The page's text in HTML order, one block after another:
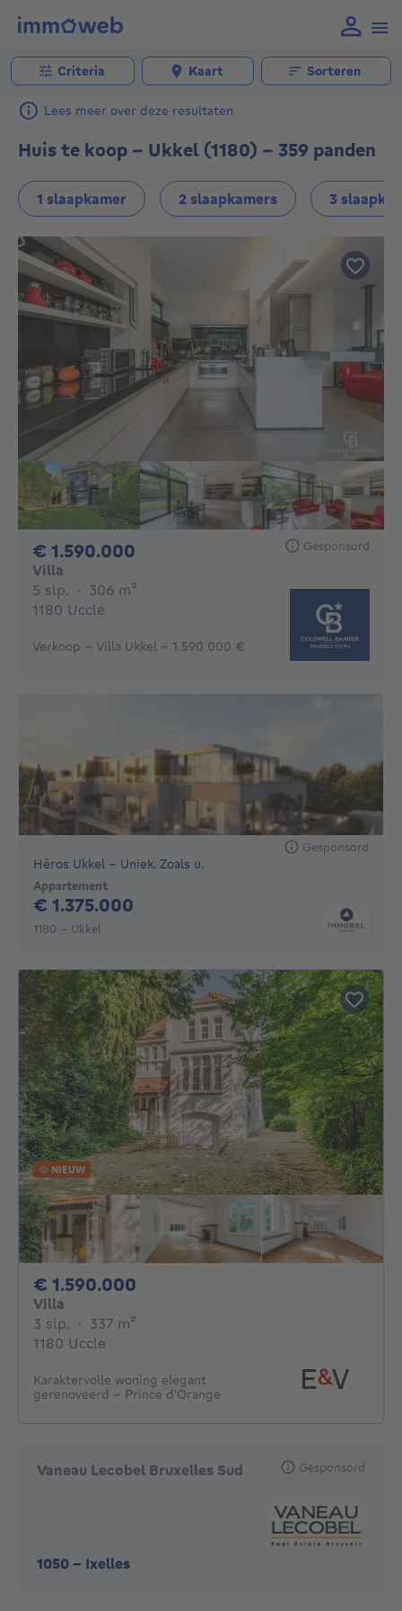
Criteria Kaart Sorteren
Lees meer over deze resultaten
Huis te koop - Ukkel (1180) - 359 panden
1 slaapkamer 2 slaapkamers 3
€ 1.590.000 Gesponsord
Villa
5 slp. 5 slaapkamers
· 306 m²
1180 Uccle
Verkoop - Villa Ukkel - 1 590 000 €
Gesponsord
Héros Ukkel – Uniek. Zoals u.
Appartement
€ 1.375.000
1180 - Ukkel
NIEUW
€ 1.590.000
Villa
3 slp. 3 slaapkamers
· 337 m²
1180 Uccle
Karaktervolle woning elegant
gerenoveerd - Prince d'Orange
Vaneau Lecobel Bruxelles Sud
1050 - Ixelles
Gesponsord